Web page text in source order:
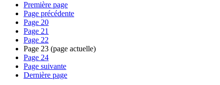
Première page
Page précédente
Page 20
Page 21
Page 22
Page 23 (page actuelle)
Page 24
Page suivante
Dernière page